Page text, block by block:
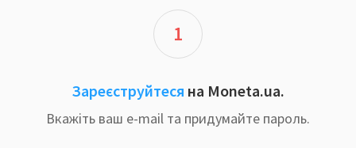
1
Зареєструйтеся на Moneta.ua.
Вкажіть ваш e-mail та придумайте пароль.